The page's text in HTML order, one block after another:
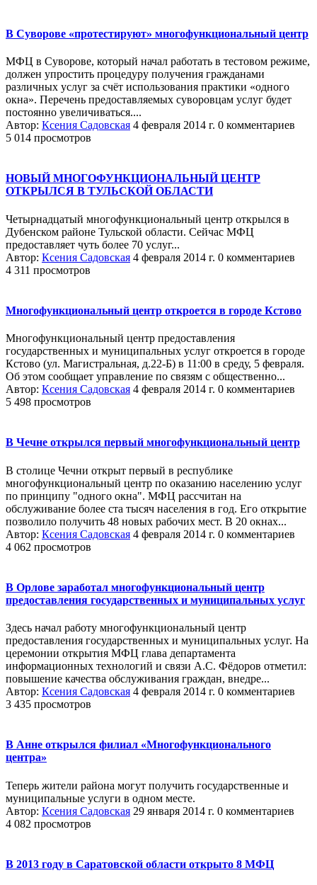
В Суворове «протестируют» многофункциональный центр
МФЦ в Суворове, который начал работать в тестовом режиме,
должен упростить процедуру получения гражданами
различных услуг за счёт использования практики «одного
окна». Перечень предоставляемых суворовцам услуг будет
постоянно увеличиваться....
Автор: Ксения Садовская 4 февраля 2014 г. 0 комментариев
5 014 просмотров
НОВЫЙ МНОГОФУНКЦИОНАЛЬНЫЙ ЦЕНТР
ОТКРЫЛСЯ В ТУЛЬСКОЙ ОБЛАСТИ
Четырнадцатый многофункциональный центр открылся в
Дубенском районе Тульской области. Сейчас МФЦ
предоставляет чуть более 70 услуг...
Автор: Ксения Садовская 4 февраля 2014 г. 0 комментариев
4 311 просмотров
Многофункциональный центр откроется в городе Кстово
Многофункциональный центр предоставления
государственных и муниципальных услуг откроется в городе
Кстово (ул. Магистральная, д.22-Б) в 11:00 в среду, 5 февраля.
Об этом сообщает управление по связям с общественно...
Автор: Ксения Садовская 4 февраля 2014 г. 0 комментариев
5 498 просмотров
В Чечне открылся первый многофункциональный центр
В столице Чечни открыт первый в республике
многофункциональный центр по оказанию населению услуг
по принципу "одного окна". МФЦ рассчитан на
обслуживание более ста тысяч населения в год. Его открытие
позволило получить 48 новых рабочих мест. В 20 окнах...
Автор: Ксения Садовская 4 февраля 2014 г. 0 комментариев
4 062 просмотров
В Орлове заработал многофункциональный центр
предоставления государственных и муниципальных услуг
Здесь начал работу многофункциональный центр
предоставления государственных и муниципальных услуг. На
церемонии открытия МФЦ глава департамента
информационных технологий и связи А.С. Фёдоров отметил:
повышение качества обслуживания граждан, внедре...
Автор: Ксения Садовская 4 февраля 2014 г. 0 комментариев
3 435 просмотров
В Анне открылся филиал «Многофункционального
центра»
Теперь жители района могут получить государственные и
муниципальные услуги в одном месте.
Автор: Ксения Садовская 29 января 2014 г. 0 комментариев
4 082 просмотров
В 2013 году в Саратовской области открыто 8 МФЦ